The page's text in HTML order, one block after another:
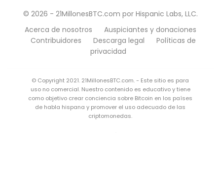
© 2026 - 21MillonesBTC.com por Hispanic Labs, LLC.
Acerca de nosotros
Auspiciantes y donaciones
Contribuidores
Descarga legal
Políticas de
privacidad
© Copyright 2021. 21MillonesBTC.com. - Este sitio es para
uso no comercial. Nuestro contenido es educativo y tiene
como objetivo crear conciencia sobre Bitcoin en los países
de habla hispana y promover el uso adecuado de las
criptomonedas.